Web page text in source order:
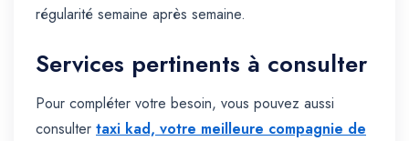
régularité semaine après semaine.
Services pertinents à consulter
Pour compléter votre besoin, vous pouvez aussi
consulter taxi kad, votre meilleure compagnie de